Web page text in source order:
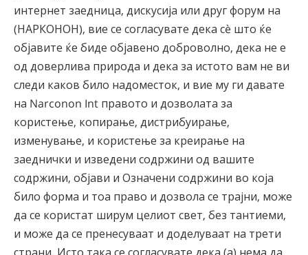
интернет заедница, дискусија или друг форум на
(НАРКОНОН), вие се согласувате дека сè што ќе
објавите ќе биде објавено доброволно, дека не е
од доверлива природа и дека за истото вам не ви
следи каков било надоместок, и вие му ги давате
на Narconon Int правото и дозволата за
користење, копирање, дистрибуирање,
изменување, и користење за креирање на
заеднички и изведени содржини од вашите
содржини, објави и Означени содржини во која
било форма и тоа право и дозвола се трајни, може
да се користат ширум целиот свет, без тантиеми,
и може да се пренесуваат и доделуваат на трети